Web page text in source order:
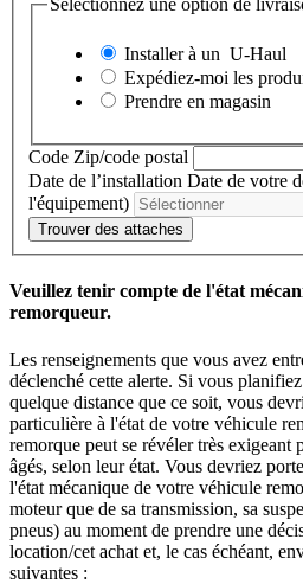
Sélectionnez une option de
Installer à un U-Haul
Expédiez-moi les
Prendre en magasin
Code Zip/code postal
Date de l’installation Date de votre
l'équipement)
Trouver des attaches
Veuillez tenir compte de l'état
remorqueur.
Les renseignements que vous avez
déclenché cette alerte. Si vous
quelque distance que ce soit, vous
particulière à l'état de votre véhicule
remorque peut se révéler très exigeant
âgés, selon leur état. Vous devriez
l'état mécanique de votre véhicule
moteur que de sa transmission, sa
pneus) au moment de prendre une
location/cet achat et, le cas échéant,
suivantes :